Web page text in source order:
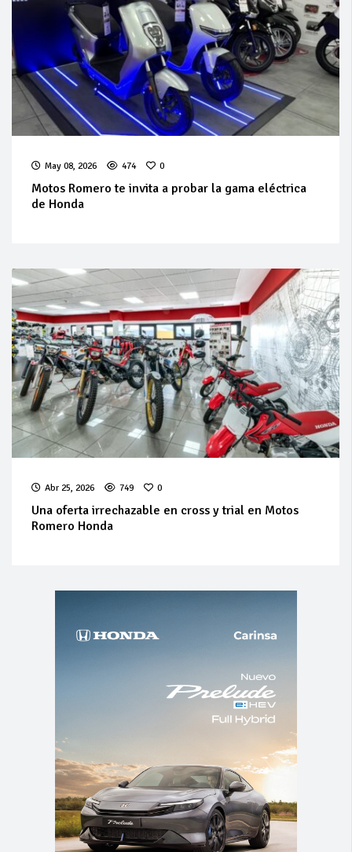
May 08, 2026 474 0
Motos Romero te invita a probar la gama eléctrica
de Honda
Abr 25, 2026 749 0
Una oferta irrechazable en cross y trial en Motos
Romero Honda